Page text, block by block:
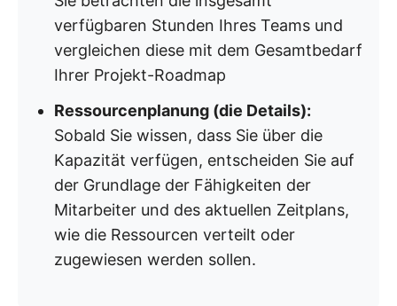
verfügbaren Stunden Ihres Teams und
vergleichen diese mit dem Gesamtbedarf
Ihrer Projekt-Roadmap
Ressourcenplanung (die Details):
Sobald Sie wissen, dass Sie über die
Kapazität verfügen, entscheiden Sie auf
der Grundlage der Fähigkeiten der
Mitarbeiter und des aktuellen Zeitplans,
wie die Ressourcen verteilt oder
zugewiesen werden sollen.